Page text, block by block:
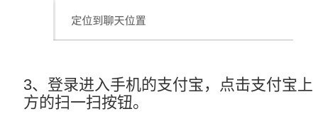
3、登录进入手机的支付宝，点击支付宝上
方的扫一扫按钮。